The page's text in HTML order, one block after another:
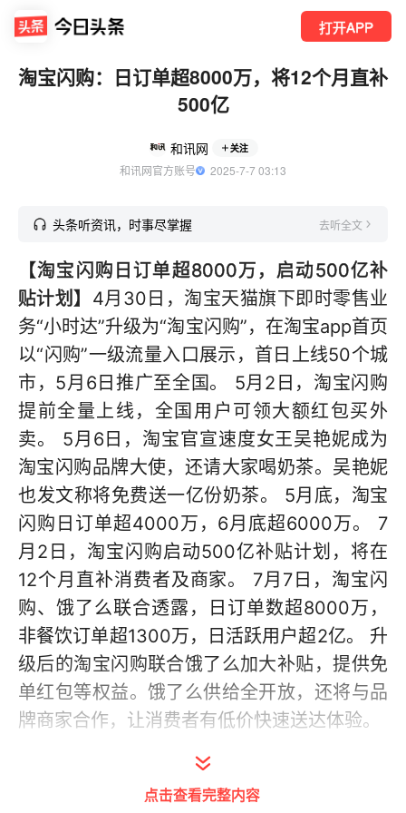
打开APP
淘宝闪购：日订单超8000万，将12个月直补
500亿
和讯网 关注
和讯网官方账号
  2025-7-7 03:13
头条听资讯，时事尽掌握 去听全文
【淘宝闪购日订单超8000万，启动500亿补
贴计划】 4月30日，淘宝天猫旗下即时零售业
务“小时达”升级为“淘宝闪购”，在淘宝app首页
以“闪购”一级流量入口展示，首日上线50个城
市，5月6日推广至全国。 5月2日，淘宝闪购
提前全量上线，全国用户可领大额红包买外
卖。 5月6日，淘宝官宣速度女王吴艳妮成为
淘宝闪购品牌大使，还请大家喝奶茶。吴艳妮
也发文称将免费送一亿份奶茶。 5月底，淘宝
闪购日订单超4000万，6月底超6000万。 7
月2日，淘宝闪购启动500亿补贴计划，将在
12个月直补消费者及商家。 7月7日，淘宝闪
购、饿了么联合透露，日订单数超8000万，
非餐饮订单超1300万，日活跃用户超2亿。 升
级后的淘宝闪购联合饿了么加大补贴，提供免
单红包等权益。饿了么供给全开放，还将与品
牌商家合作，让消费者有低价快速送达体验。
本文由 AI 算法生成，仅作参考，不涉投资建
议，使用风险自担点击查看完整内容